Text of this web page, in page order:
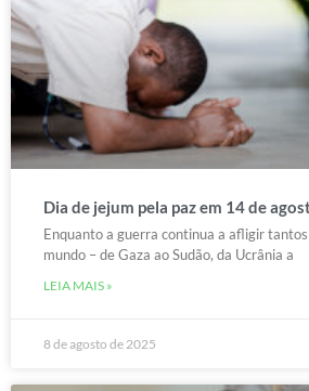
Dia de jejum pela paz em 14 de
Enquanto a guerra continua a afligir
mundo – de Gaza ao Sudão, da Ucrânia a
LEIA MAIS »
8 de agosto de 2025